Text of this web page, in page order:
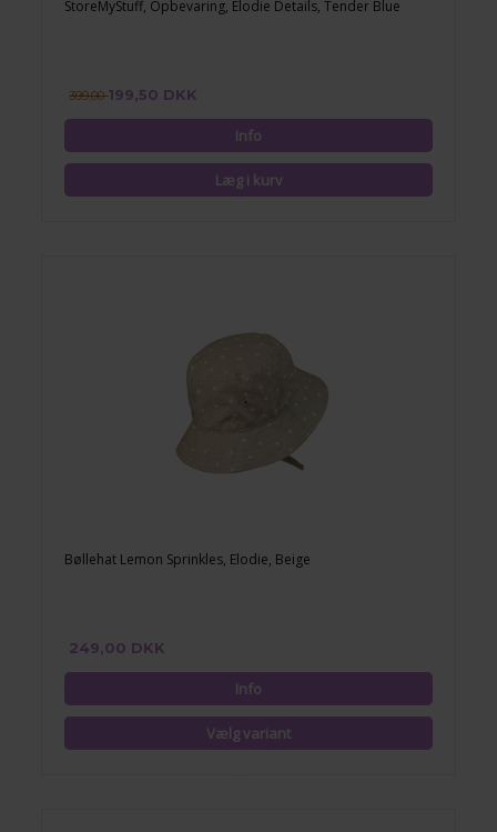
StoreMyStuff, Opbevaring, Elodie Details, Tender Blue
399,00199,50 DKK
Bøllehat Lemon Sprinkles, Elodie, Beige
249,00 DKK